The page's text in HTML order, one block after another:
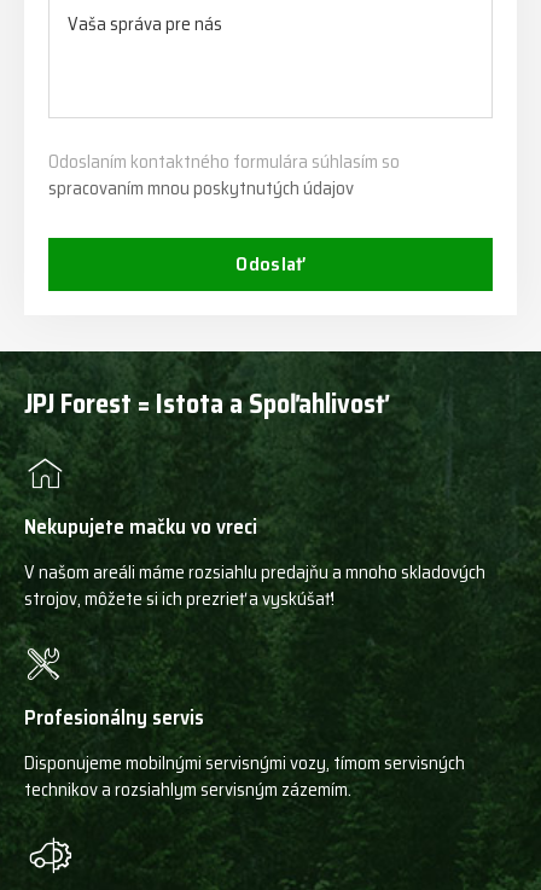
Odoslaním kontaktného formulára súhlasím so
spracovaním mnou poskytnutých údajov
Odoslať
JPJ Forest = Istota a Spoľahlivosť
Nekupujete mačku vo vreci
V našom areáli máme rozsiahlu predajňu a mnoho skladových
strojov, môžete si ich prezrieť a vyskúšať!
Profesionálny servis
Disponujeme mobilnými servisnými vozy, tímom servisných
technikov a rozsiahlym servisným zázemím.